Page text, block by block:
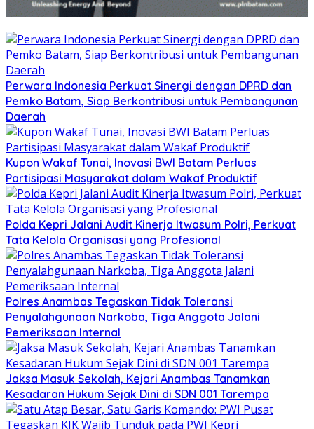
Perwara Indonesia Perkuat Sinergi dengan DPRD dan
Pemko Batam, Siap Berkontribusi untuk Pembangunan
Daerah
Kupon Wakaf Tunai, Inovasi BWI Batam Perluas
Partisipasi Masyarakat dalam Wakaf Produktif
Polda Kepri Jalani Audit Kinerja Itwasum Polri, Perkuat
Tata Kelola Organisasi yang Profesional
Polres Anambas Tegaskan Tidak Toleransi
Penyalahgunaan Narkoba, Tiga Anggota Jalani
Pemeriksaan Internal
Jaksa Masuk Sekolah, Kejari Anambas Tanamkan
Kesadaran Hukum Sejak Dini di SDN 001 Tarempa